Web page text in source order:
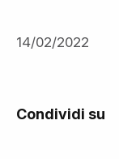
14/02/2022
Condividi su